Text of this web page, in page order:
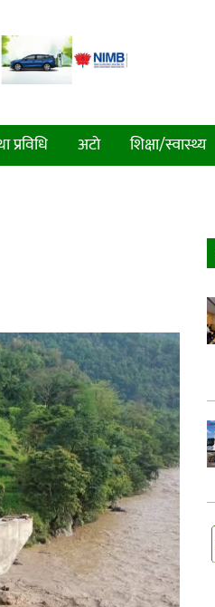
प्रविधि अटाे शिक्षा/स्वास्थ्य